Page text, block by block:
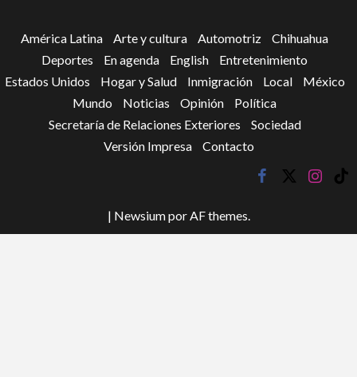
América Latina Arte y cultura Automotriz
Chihuahua
Deportes
En agenda English
Entretenimiento
Estados Unidos
Hogar y Salud Inmigración Local
México
Mundo
Noticias Opinión
Política
Secretaría de Relaciones Exteriores
Sociedad
Versión Impresa
Contacto
facebook
twitter
tik
| Newsiumpor AF themes.